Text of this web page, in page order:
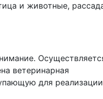
и животные,
ветеринарная
для